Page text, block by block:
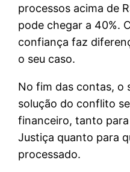
processos acima de
pode chegar a 40%.
confiança faz
o seu caso.
No fim das contas, o
solução do conflito
financeiro, tanto
Justiça quanto para
processado.